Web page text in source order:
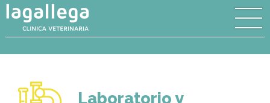
Laboratorio y